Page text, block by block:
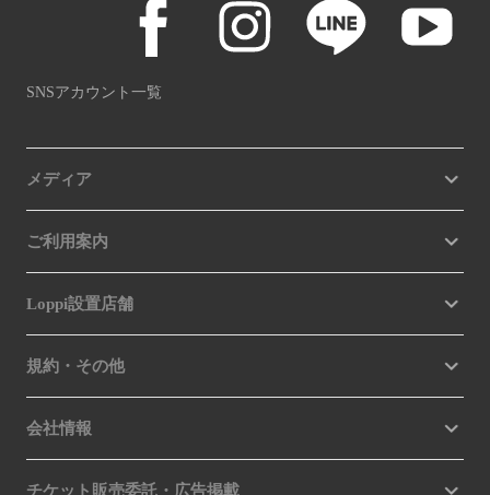
SNSアカウント一覧
メディア
ご利用案内
Loppi設置店舗
規約・その他
会社情報
チケット販売委託・広告掲載